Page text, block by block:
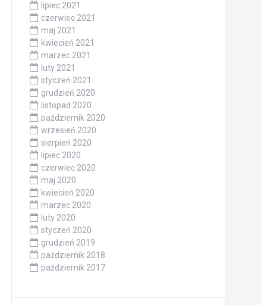
lipiec 2021
czerwiec 2021
maj 2021
kwiecień 2021
marzec 2021
luty 2021
styczeń 2021
grudzień 2020
listopad 2020
październik 2020
wrzesień 2020
sierpień 2020
lipiec 2020
czerwiec 2020
maj 2020
kwiecień 2020
marzec 2020
luty 2020
styczeń 2020
grudzień 2019
październik 2018
październik 2017